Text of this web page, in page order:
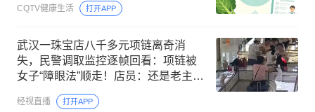
CQTV健康生活 打开APP
武汉一珠宝店八千多元项链离奇消
失，民警调取监控逐帧回看：项链被
女子“障眼法”顺走！店员：还是老主
顾，曾经多次购买过商品
经视直播 打开APP